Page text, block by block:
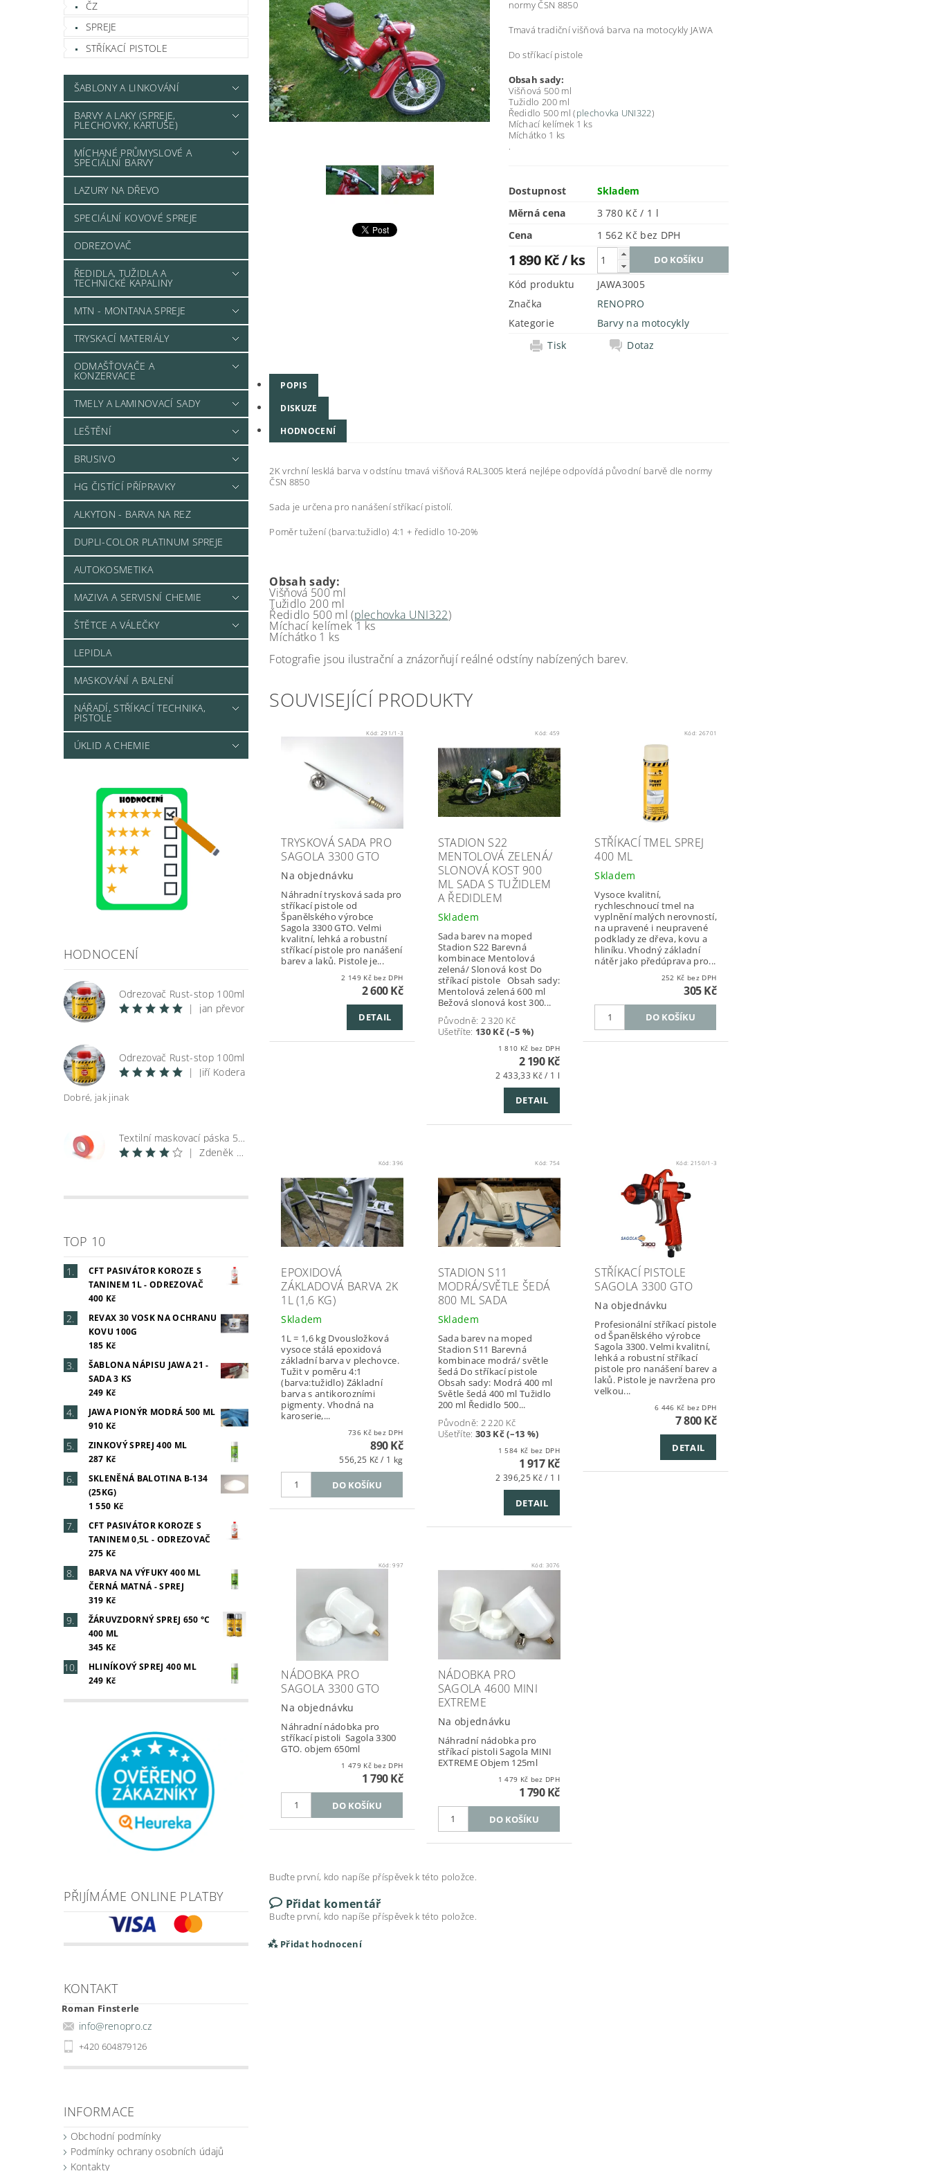
ČZ
SPREJE
STŘÍKACÍ PISTOLE
ŠABLONY A LINKOVÁNÍ
BARVY A LAKY (SPREJE,
PLECHOVKY, KARTUŠE)
MÍCHANÉ PRŮMYSLOVÉ A
SPECIÁLNÍ BARVY
LAZURY NA DŘEVO
SPECIÁLNÍ KOVOVÉ SPREJE
ODREZOVAČ
ŘEDIDLA, TUŽIDLA A
TECHNICKÉ KAPALINY
MTN - MONTANA SPREJE
TRYSKACÍ MATERIÁLY
ODMAŠŤOVAČE A
KONZERVACE
TMELY A LAMINOVACÍ SADY
LEŠTĚNÍ
BRUSIVO
HG ČISTÍCÍ PŘÍPRAVKY
ALKYTON - BARVA NA REZ
DUPLI-COLOR PLATINUM SPREJE
AUTOKOSMETIKA
MAZIVA A SERVISNÍ CHEMIE
ŠTĚTCE A VÁLEČKY
LEPIDLA
MASKOVÁNÍ A BALENÍ
NÁŘADÍ, STŘÍKACÍ TECHNIKA,
PISTOLE
ÚKLID A CHEMIE
HODNOCENÍ
Odrezovač Rust-stop 100ml
|
jan převor
Odrezovač Rust-stop 100ml
|
Jiří Kodera
Dobré, jak jinak
Textilní maskovací páska 50 m
|
Zdeněk Špunar
TOP 10
CFT PASIVÁTOR KOROZE S
TANINEM 1L - ODREZOVAČ
400 Kč
REVAX 30 VOSK NA OCHRANU
KOVU 100G
185 Kč
ŠABLONA NÁPISU JAWA 21 -
SADA 3 KS
249 Kč
JAWA PIONÝR MODRÁ 500 ML
910 Kč
ZINKOVÝ SPREJ 400 ML
287 Kč
SKLENĚNÁ BALOTINA B-134
(25KG)
1 550 Kč
CFT PASIVÁTOR KOROZE S
TANINEM 0,5L - ODREZOVAČ
275 Kč
BARVA NA VÝFUKY 400 ML
ČERNÁ MATNÁ - SPREJ
319 Kč
ŽÁRUVZDORNÝ SPREJ 650 °C
400 ML
345 Kč
HLINÍKOVÝ SPREJ 400 ML
249 Kč
PŘIJÍMÁME ONLINE PLATBY
KONTAKT
Roman Finsterle
info@renopro.cz
+420 604879126
INFORMACE
Obchodní podmínky
Podmínky ochrany osobních údajů
Kontakty
normy ČSN 8850
Tmavá tradiční višňová barva na motocykly JAWA
Do stříkací pistole
Obsah sady:
Višňová 500 ml
Tužidlo 200 ml
Ředidlo 500 ml (plechovka UNI322)
Míchací kelímek 1 ks
Míchátko 1 ks
Dostupnost
Skladem
Měrná cena
3 780 Kč / 1 l
Cena
1 562 Kč bez DPH
1 890 Kč/ ks
Kód produktu
JAWA3005
Značka
RENOPRO
Kategorie
Barvy na motocykly
Tisk
Dotaz
POPIS
DISKUZE
HODNOCENÍ
2K vrchní lesklá barva v odstínu tmavá višňová RAL3005 která nejlépe odpovídá původní barvě dle normy
ČSN 8850
Sada je určena pro nanášení stříkací pistolí.
Poměr tužení (barva:tužidlo) 4:1 + ředidlo 10-20%
Obsah sady:
Višňová 500 ml
Tužidlo 200 ml
Ředidlo 500 ml (plechovka UNI322)
Míchací kelímek 1 ks
Míchátko 1 ks
Fotografie jsou ilustrační a znázorňují reálné odstíny nabízených barev.
SOUVISEJÍCÍ PRODUKTY
Kód:291/1-3
TRYSKOVÁ SADA PRO
SAGOLA 3300 GTO
Na objednávku
Náhradní trysková sada pro
stříkací pistole od
Španělského výrobce
Sagola 3300 GTO. Velmi
kvalitní, lehká a robustní
stříkací pistole pro nanášení
barev a laků. Pistole je...
2 149 Kč bez DPH
2 600 Kč
DETAIL
Kód: 459
STADION S22
MENTOLOVÁ ZELENÁ/
SLONOVÁ KOST 900
ML SADA S TUŽIDLEM
A ŘEDIDLEM
Skladem
Sada barev na moped
Stadion S22 Barevná
kombinace Mentolová
zelená/ Slonová kost Do
stříkací pistole Obsah sady:
Mentolová zelená 600 ml
Bežová slonová kost 300...
Původně: 2 320 Kč
Ušetříte: 130 Kč (–5 %)
1 810 Kč bez DPH
2 190 Kč
2 433,33 Kč / 1 l
DETAIL
Kód: 26701
STŘÍKACÍ TMEL SPREJ
400 ML
Skladem
Vysoce kvalitní,
rychleschnoucí tmel na
vyplnění malých nerovností,
na upravené i neupravené
podklady ze dřeva, kovu a
hliníku. Vhodný základní
nátěr jako předúprava pro...
252 Kč bez DPH
305 Kč
Kód:396
EPOXIDOVÁ
ZÁKLADOVÁ BARVA 2K
1L (1,6 KG)
Skladem
1L = 1,6 kg Dvousložková
vysoce stálá epoxidová
základní barva v plechovce.
Tužit v poměru 4:1
(barva:tužidlo) Základní
barva s antikorozními
pigmenty. Vhodná na
karoserie,...
736 Kč bez DPH
890 Kč
556,25 Kč / 1 kg
Kód: 754
STADION S11
MODRÁ/SVĚTLE ŠEDÁ
800 ML SADA
Skladem
Sada barev na moped
Stadion S11 Barevná
kombinace modrá/ světle
šedá Do stříkací pistole
Obsah sady: Modrá 400 ml
Světle šedá 400 ml Tužidlo
200 ml Ředidlo 500...
Původně: 2 220 Kč
Ušetříte:303 Kč (–13 %)
1 584 Kč bez DPH
1 917 Kč
2 396,25 Kč / 1 l
DETAIL
Kód: 2150/1-3
STŘÍKACÍ PISTOLE
SAGOLA 3300 GTO
Na objednávku
Profesionální stříkací pistole
od Španělského výrobce
Sagola 3300. Velmi kvalitní,
lehká a robustní stříkací
pistole pro nanášení barev a
laků. Pistole je navržena pro
velkou...
6 446 Kč bez DPH
7 800 Kč
DETAIL
Kód:997
NÁDOBKA PRO
SAGOLA 3300 GTO
Na objednávku
Náhradní nádobka pro
stříkací pistoli Sagola 3300
GTO. objem 650ml
1 479 Kč bez DPH
1 790 Kč
Kód: 3076
NÁDOBKA PRO
SAGOLA 4600 MINI
EXTREME
Na objednávku
Náhradní nádobka pro
stříkací pistoli Sagola MINI
EXTREME Objem 125ml
1 479 Kč bez DPH
1 790 Kč
Buďte první, kdo napíše příspěvek k této položce.
Přidat komentář
Buďte první, kdo napíše příspěvek k této položce.
Přidat hodnocení